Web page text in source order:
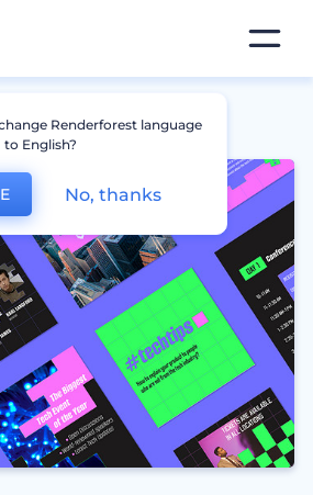
Renderforest language
to English?
No, thanks